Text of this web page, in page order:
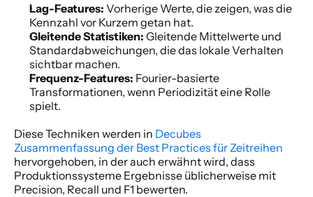
Lag-Features: Vorherige Werte, die zeigen, was die
Kennzahl vor Kurzem getan hat.
Gleitende Statistiken: Gleitende Mittelwerte und
Standardabweichungen, die das lokale Verhalten
sichtbar machen.
Frequenz-Features: Fourier-basierte
Transformationen, wenn Periodizität eine Rolle
spielt.
Diese Techniken werden in Decubes
Zusammenfassung der Best Practices für Zeitreihen
hervorgehoben, in der auch erwähnt wird, dass
Produktionssysteme Ergebnisse üblicherweise mit
Precision, Recall und F1 bewerten.